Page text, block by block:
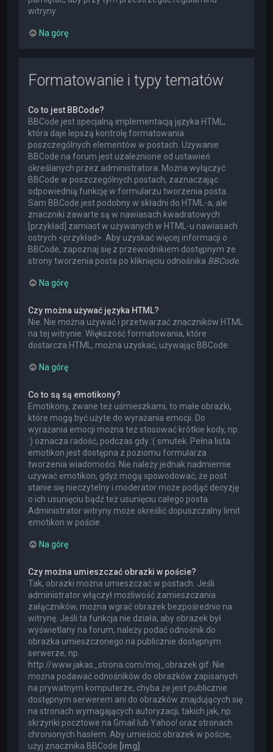
witryny.
Na górę
Formatowanie i typy tematów
Co to jest BBCode?
BBCode jest specjalną implementacją języka HTML,
która daje lepszą kontrolę formatowania
poszczególnych elementów w postach. Używanie
BBCode na forum jest uzależnione od ustawień
określanych przez administratora. Można wyłączyć
BBCode w poszczególnych postach, zaznaczając
odpowiednią funkcję w formularzu tworzenia posta.
Sam BBCode jest podobny w składni do HTML-a, ale
znaczniki zawarte są w nawiasach kwadratowych
[przykład] zamiast w używanych w HTML-u nawiasach
ostrych <przykład>. Aby uzyskać więcej informacji o
BBCode, zapoznaj się z przewodnikiem dostępnym ze
strony tworzenia posta po kliknięciu odnośnika BBCode.
Na górę
Czy można używać języka HTML?
Nie. Nie można używać i przetwarzać znaczników HTML
na tej witrynie. Większość formatowania, które
dostarcza HTML, można uzyskać, używając BBCode.
Na górę
Co to są są emotikony?
Emotikony, zwane też uśmieszkami, to małe obrazki,
które mogą być użyte do wyrażania emocji. Do
wyrażania emocji można też stosować krótkie kody, np.
:) oznacza radość, podczas gdy :( smutek. Pełna lista
emotikon jest dostępna z poziomu formularza
tworzenia wiadomości. Nie należy jednak nadmiernie
używać emotikon, gdyż mogą spowodować, że post
stanie się nieczytelny i moderator może podjąć decyzję
o ich usunięciu bądź też usunięciu całego posta.
Administrator witryny może określić dopuszczalny limit
emotikon w poście.
Na górę
Czy można umieszczać obrazki w poście?
Tak, obrazki można umieszczać w postach. Jeśli
administrator włączył możliwość zamieszczania
załączników, można wgrać obrazek bezpośrednio na
witrynę. Jeśli ta funkcja nie działa, aby obrazek był
wyświetlany na forum, należy podać odnośnik do
obrazka umieszczonego na publicznie dostępnym
serwerze, np.
http://www.jakas_strona.com/moj_obrazek.gif. Nie
można podawać odnośników do obrazków zapisanych
na prywatnym komputerze, chyba że jest publicznie
dostępnym serwerem ani do obrazków znajdujących się
na stronach wymagających autoryzacji, takich jak, np.
skrzynki pocztowe na Gmail lub Yahoo! oraz stronach
chronionych hasłem. Aby umieścić obrazek w poście,
użyj znacznika BBCode [img] .